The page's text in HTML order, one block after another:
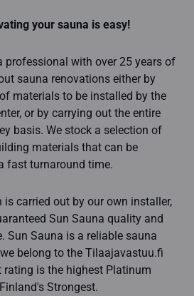
your sauna is easy!
professional with over 25 years of
sauna renovations either by
materials to be installed by the
or by carrying out the entire
basis. We stock a selection of
materials that can be
fast turnaround time.
carried out by our own installer,
Sun Sauna quality and
Sun Sauna is a reliable sauna
belong to the Tilaajavastuu.fi
rating is the highest Platinum
Strongest.